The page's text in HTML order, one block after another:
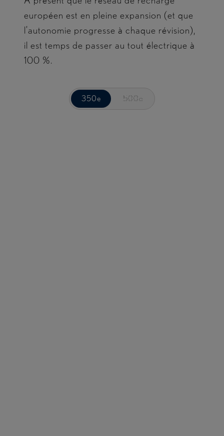
européen est en pleine expansion (et que
l’autonomie progresse à chaque révision),
il est temps de passer au tout électrique à
100 %.
350e
350e 500e
500e